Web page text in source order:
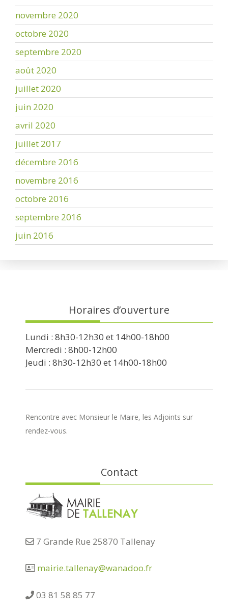
novembre 2020
octobre 2020
septembre 2020
août 2020
juillet 2020
juin 2020
avril 2020
juillet 2017
décembre 2016
novembre 2016
octobre 2016
septembre 2016
juin 2016
Horaires d’ouverture
Lundi : 8h30-12h30 et 14h00-18h00
Mercredi : 8h00-12h00
Jeudi : 8h30-12h30 et 14h00-18h00
Rencontre avec Monsieur le Maire, les Adjoints sur
rendez-vous.
Contact
7 Grande Rue 25870 Tallenay
mairie.tallenay@wanadoo.fr
03 81 58 85 77